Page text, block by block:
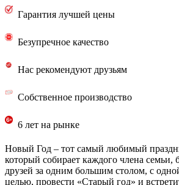
Гарантия лучшей цены
Безупречное качество
Нас рекомендуют друзьям
Собственное производство
6 лет на рынке
Новый Год – тот самый любимый
который собирает каждого члена семьи,
друзей за одним большим столом, с
целью, провести «Старый год» и